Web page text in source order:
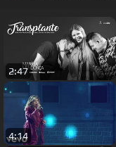
2:47
4:14